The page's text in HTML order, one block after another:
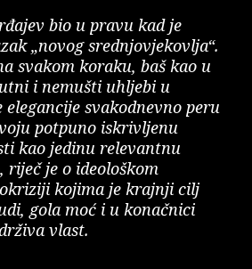
bio u pravu kad je
„novog srednjovjekovlja“.
svakom koraku, baš kao u
i nemušti uhljebi u
svakodnevno peru
potpuno iskrivljenu
kao jedinu relevantnu
riječ je o ideološkom
kojima je krajnji cilj
gola moć i u konačnici
vlast.